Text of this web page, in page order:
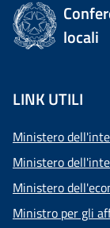
locali
LINK UTILI
Ministero
Ministero
Ministero
Ministro per gli